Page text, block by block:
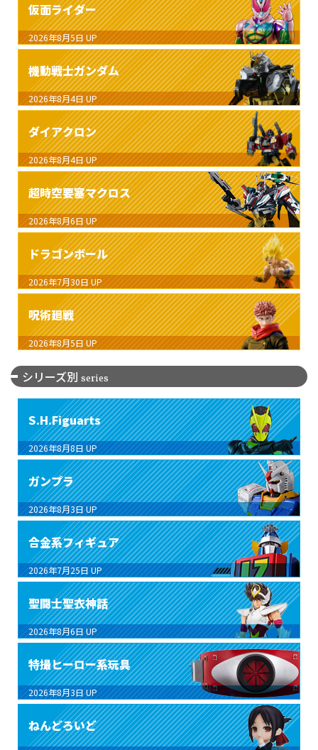
仮面ライダー
2026年8月5日 UP
機動戦士ガンダム
2026年8月4日 UP
ダイアクロン
2026年8月4日 UP
超時空要塞マクロス
2026年8月6日 UP
ドラゴンボール
2026年7月30日 UP
呪術廻戦
2026年8月5日 UP
シリーズ別 series
S.H.Figuarts
2026年8月8日 UP
ガンプラ
2026年8月3日 UP
合金系フィギュア
2026年7月25日 UP
聖闘士聖衣神話
2026年8月6日 UP
特撮ヒーロー系玩具
2026年8月3日 UP
ねんどろいど